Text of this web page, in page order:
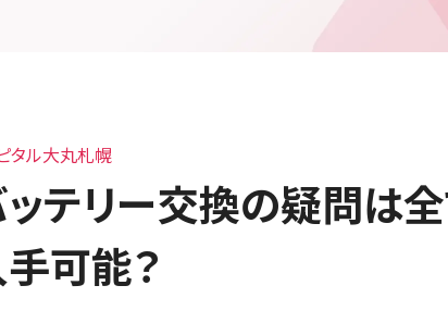
タル大丸札幌
テリー交換の疑問は全
可能？